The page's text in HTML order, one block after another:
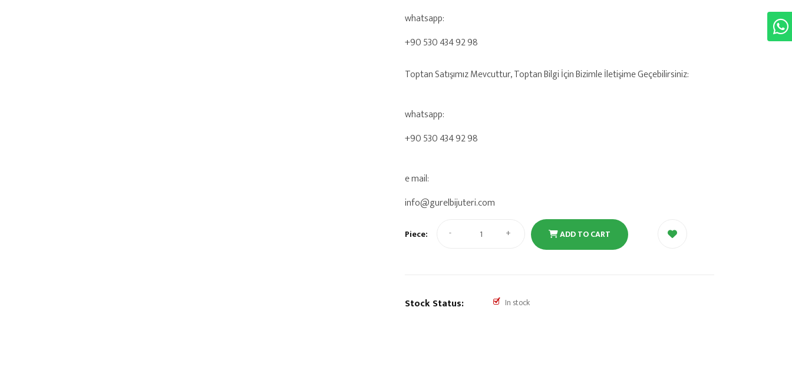
whatsapp:
+90 530 434 92 98
Toptan Satışımız Mevcuttur, Toptan Bilgi İçin Bizimle İletişime Geçebilirsiniz:
whatsapp:
+90 530 434 92 98
e mail:
info@gurelbijuteri.com
Piece: - + ADD TO CART
Stock Status: In stock